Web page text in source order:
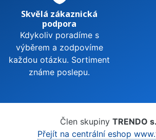
Skvělá zákaznická
podpora
Kdykoliv poradíme s
výběrem a zodpovíme
každou otázku. Sortiment
známe poslepu.
Člen skupiny TRENDO
Přejít na centrální eshop